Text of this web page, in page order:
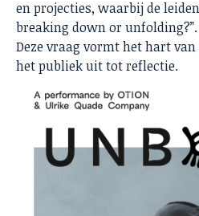
en projecties, waarbij de
breaking down or unfolding?”.
Deze vraag vormt het hart
het publiek uit tot reflectie.